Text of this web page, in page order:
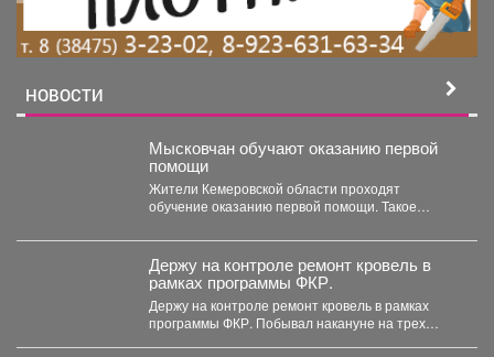
НОВОСТИ
Мысковчан обучают оказанию первой
помощи
Жители Кемеровской области проходят
обучение оказанию первой помощи. Такое
Держу на контроле ремонт кровель в
рамках программы ФКР.
Держу на контроле ремонт кровель в рамках
программы ФКР. Побывал накануне на трех